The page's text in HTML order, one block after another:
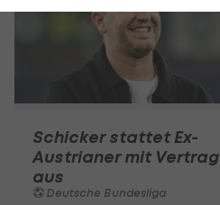
Schicker stattet Ex-
Austrianer mit Vertrag
aus
Deutsche Bundesliga